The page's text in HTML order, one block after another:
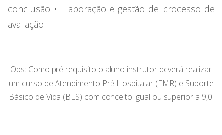
conclusão • Elaboração e gestão de processo de
avaliação
Obs: Como pré requisito o aluno instrutor deverá realizar
um curso de Atendimento Pré Hospitalar (EMR) e Suporte
Básico de Vida (BLS) com conceito igual ou superior a 9,0.